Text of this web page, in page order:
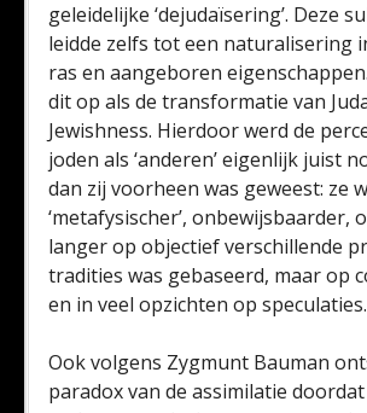
geleidelijke ‘dejudaïsering’. Deze
leidde zelfs tot een naturalisering
ras en aangeboren
dit op als de transformatie van
Jewishness. Hierdoor werd de
joden als ‘anderen’ eigenlijk juist
dan zij voorheen was geweest: ze
‘metafysischer’, onbewijsbaarder,
langer op objectief verschillende
tradities was gebaseerd, maar op
en in veel opzichten op speculaties.
Ook volgens Zygmunt Bauman
paradox van de assimilatie